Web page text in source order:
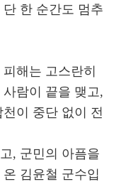
한 순간도 멈추
해는 고스란히
람이 끝을 맺고,
이 중단 없이 전
, 군민의 아픔을
김윤철 군수입